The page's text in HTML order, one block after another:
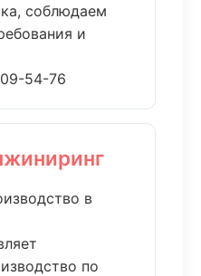
соблюдаем
и
54-76
в
по